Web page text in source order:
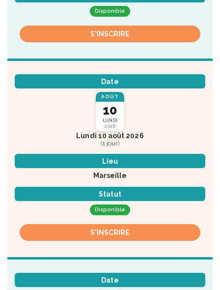
Disponible
S'INSCRIRE
Date
AOÛT
10
LUNDI
2026
Lundi 10 août 2026
(1 jour)
Lieu
Marseille
Statut
Disponible
S'INSCRIRE
Date